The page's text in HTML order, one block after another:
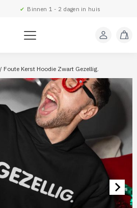
✔ Binnen 1 - 2 dagen in huis
/ Foute Kerst Hoodie Zwart Gezellig.